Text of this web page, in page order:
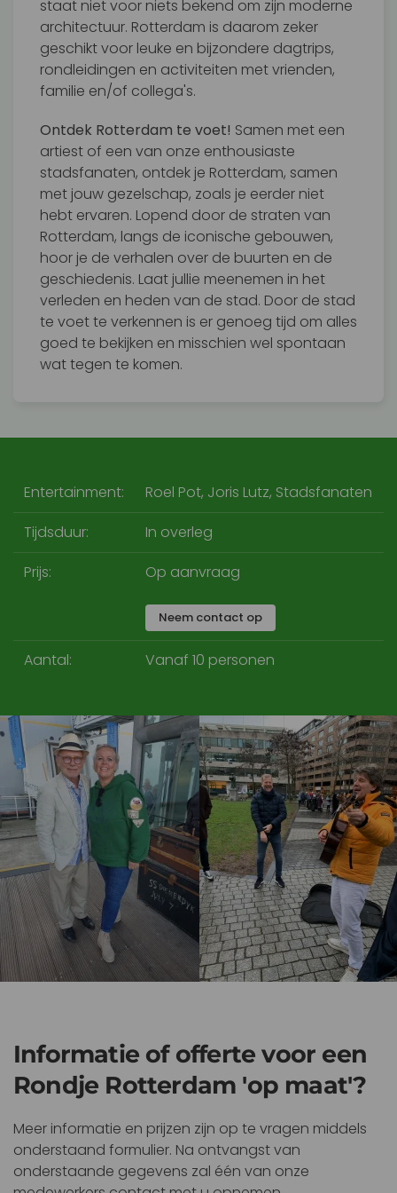
staat niet voor niets bekend om zijn moderne
architectuur. Rotterdam is daarom zeker
geschikt voor leuke en bijzondere dagtrips,
rondleidingen en activiteiten met vrienden,
familie en/of collega's.
Ontdek Rotterdam te voet! Samen met een
artiest of een van onze enthousiaste
stadsfanaten, ontdek je Rotterdam, samen
met jouw gezelschap, zoals je eerder niet
hebt ervaren. Lopend door de straten van
Rotterdam, langs de iconische gebouwen,
hoor je de verhalen over de buurten en de
geschiedenis. Laat jullie meenemen in het
verleden en heden van de stad. Door de stad
te voet te verkennen is er genoeg tijd om alles
goed te bekijken en misschien wel spontaan
wat tegen te komen.
Entertainment: Roel Pot, Joris Lutz, Stadsfanaten
Tijdsduur:
In overleg
Prijs:
Op aanvraag
Neem contact op
Aantal: Vanaf 10 personen
Informatie of offerte voor een
Rondje Rotterdam 'op maat'?
Meer informatie en prijzen zijn op te vragen middels
onderstaand formulier. Na ontvangst van
onderstaande gegevens zal één van onze